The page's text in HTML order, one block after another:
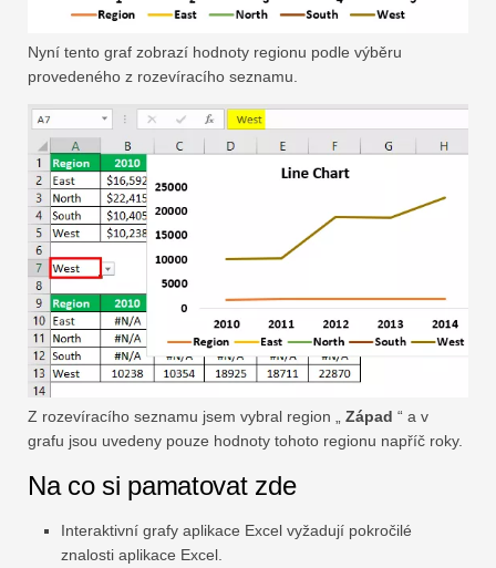
Nyní tento graf zobrazí hodnoty regionu podle výběru
provedeného z rozevíracího seznamu.
Z rozevíracího seznamu jsem vybral region „ Západ “ a v
grafu jsou uvedeny pouze hodnoty tohoto regionu napříč roky.
Na co si pamatovat zde
Interaktivní grafy aplikace Excel vyžadují pokročilé
znalosti aplikace Excel.